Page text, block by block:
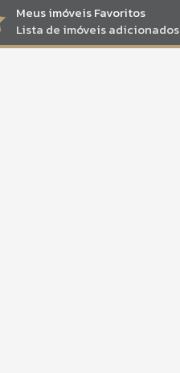
Meus imóveis Favoritos
Lista de imóveis adicionados